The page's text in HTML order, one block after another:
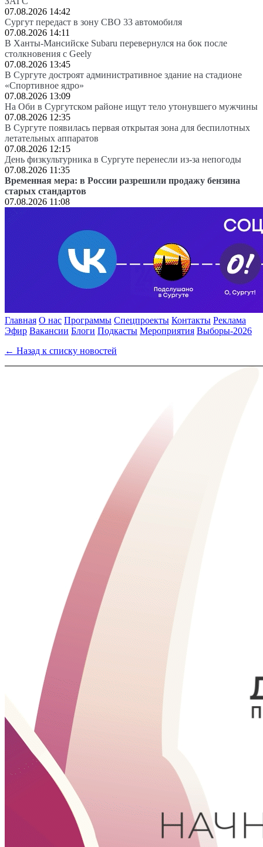
07.08.2026 14:42
Сургут передаст в зону СВО 33 автомобиля
07.08.2026 14:11
В Ханты-Мансийске Subaru перевернулся на бок после
столкновения с Geely
07.08.2026 13:45
В Сургуте достроят административное здание на стадионе
«Спортивное ядро»
07.08.2026 13:09
На Оби в Сургутском районе ищут тело утонувшего мужчины
07.08.2026 12:35
В Сургуте появилась первая открытая зона для беспилотных
летательных аппаратов
07.08.2026 12:15
День физкультурника в Сургуте перенесли из-за непогоды
07.08.2026 11:35
Временная мера: в России разрешили продажу бензина
старых стандартов
07.08.2026 11:08
Главная О нас Программы Спецпроекты Контакты Реклама
Эфир Вакансии Блоги Подкасты Мероприятия Выборы-2026
← Назад к списку новостей